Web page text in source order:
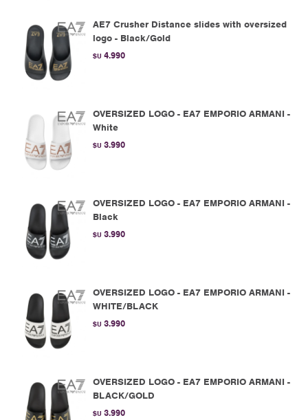
AE7 Crusher Distance slides with oversized
logo - Black/Gold
$U 4.990
OVERSIZED LOGO - EA7 EMPORIO ARMANI -
White
$U 3.990
OVERSIZED LOGO - EA7 EMPORIO ARMANI -
Black
$U 3.990
OVERSIZED LOGO - EA7 EMPORIO ARMANI -
WHITE/BLACK
$U 3.990
OVERSIZED LOGO - EA7 EMPORIO ARMANI -
BLACK/GOLD
$U 3.990